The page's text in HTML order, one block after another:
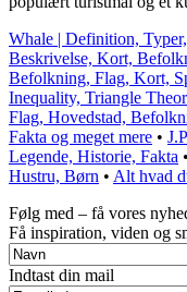
Whale | Definition,
Beskrivelse, Kort,
Befolkning, Flag, Kort,
Inequality, Triangle
Flag, Hovedstad,
Fakta og meget mere •
Legende, Historie, Fakta •
Hustru, Børn • Alt hvad
Følg med – få vores
Få inspiration, viden og
Indtast din mail